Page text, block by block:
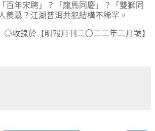
百年宋聘」？「龍馬同慶」？「雙獅同
羨慕？江湖普洱共犯結構不稀罕。
◎收錄於【明報月刊二〇二二年二月號】